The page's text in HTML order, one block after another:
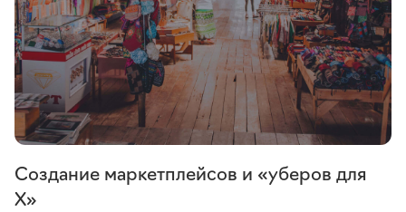
Создание маркетплейсов и «уберов для
X»